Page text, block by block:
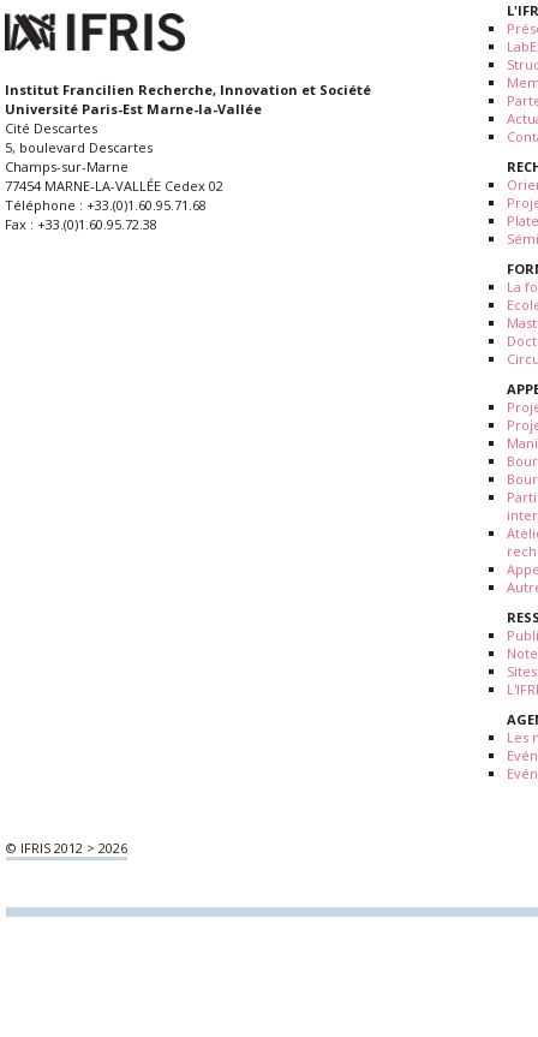
Institut Francilien Recherche, Innovation et Société
Université Paris-Est Marne-la-Vallée
Cité Descartes
5, boulevard Descartes
Champs-sur-Marne
77454 MARNE-LA-VALLÉE Cedex 02
Téléphone : +33.(0)1.60.95.71.68
Fax : +33.(0)1.60.95.72.38
La
Les
© IFRIS 2012 > 2026